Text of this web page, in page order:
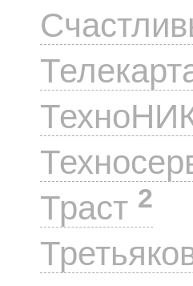
Траст 2